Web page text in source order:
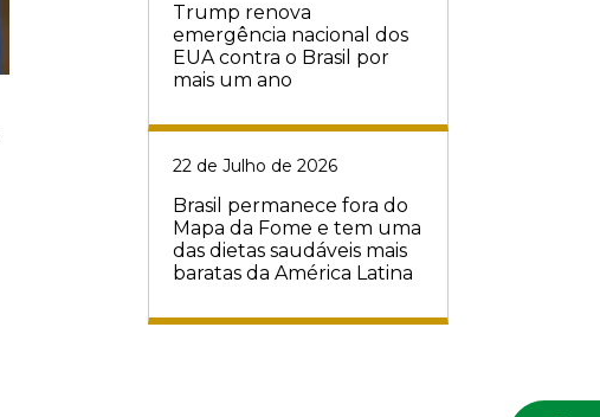
Trump renova
emergência nacional dos
EUA contra o Brasil por
mais um ano
22 de Julho de 2026
Brasil permanece fora do
Mapa da Fome e tem uma
das dietas saudáveis mais
baratas da América Latina